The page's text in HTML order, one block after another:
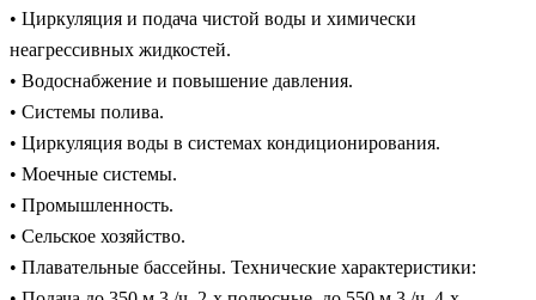
• Циркуляция и подача чистой воды и химически
неагрессивных жидкостей.
• Водоснабжение и повышение давления.
• Системы полива.
• Циркуляция воды в системах кондиционирования.
• Моечные системы.
• Промышленность.
• Сельское хозяйство.
• Плавательные бассейны. Технические характеристики: